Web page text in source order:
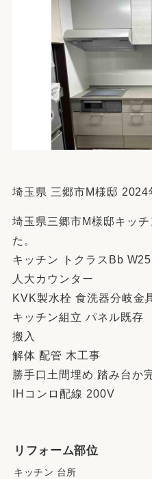
埼玉県 三郷市M様邸 2024
埼玉県三郷市M様邸キッ
た。
キッチン トクラスBb
人大カウンター
KVK製水栓 食洗器分岐金
キッチン組立 パネル既存
搬入
解体 配管 木工事
勝手口土間埋め 踏み台か
IHコンロ配線 200V
リフォーム部位
キッチン 台所